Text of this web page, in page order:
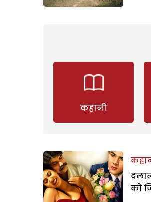
कहानी
को